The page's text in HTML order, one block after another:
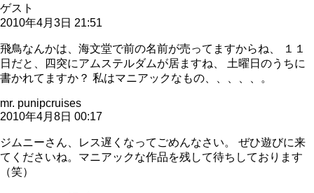
ゲスト
2010年4月3日 21:51
飛鳥なんかは、海文堂で前の名前が売ってますからね、 １１
日だと、四突にアムステルダムが居ますね、 土曜日のうちに
書かれてますか？ 私はマニアックなもの、、、、、。
mr. punipcruises
2010年4月8日 00:17
ジムニーさん、レス遅くなってごめんなさい。 ぜひ遊びに来
てくださいね。マニアックな作品を残して待ちしております
（笑）